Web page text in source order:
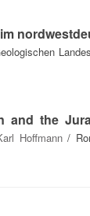
and the
Hoffmann/